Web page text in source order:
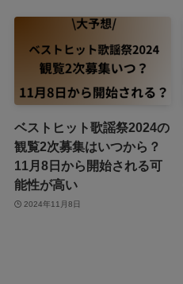
ベストヒット歌謡祭2024の
観覧2次募集はいつから？
11月8日から開始される可
能性が高い
2024年11月8日